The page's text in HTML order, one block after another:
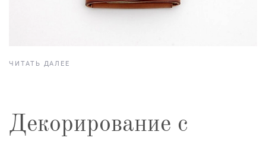
ЧИТАТЬ ДАЛЕЕ
Декорирование с